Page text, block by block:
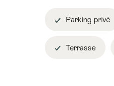
Parking privé
Terrasse